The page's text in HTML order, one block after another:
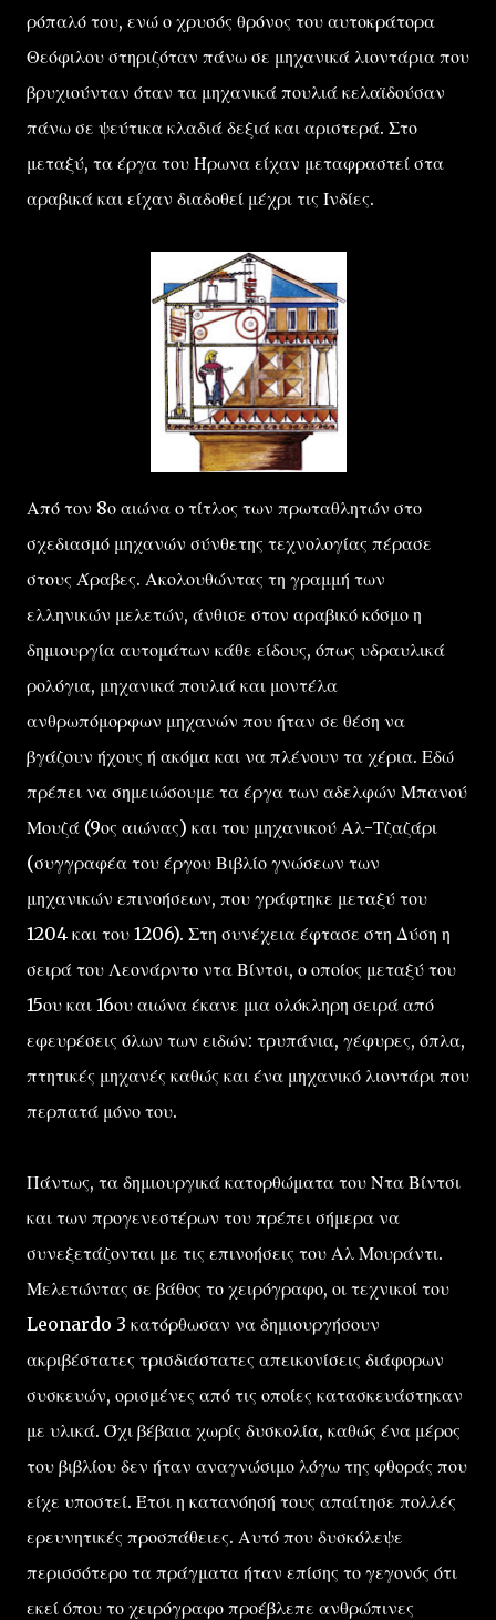
ρόπαλό του, ενώ ο χρυσός θρόνος του αυτοκράτορα
Θεόφιλου στηριζόταν πάνω σε μηχανικά λιοντάρια που
βρυχιούνταν όταν τα μηχανικά πουλιά κελαϊδούσαν
πάνω σε ψεύτικα κλαδιά δεξιά και αριστερά. Στο
μεταξύ, τα έργα του Ήρωνα είχαν μεταφραστεί στα
αραβικά και είχαν διαδοθεί μέχρι τις Ινδίες.
Από τον 8ο αιώνα ο τίτλος των πρωταθλητών στο
σχεδιασμό μηχανών σύνθετης τεχνολογίας πέρασε
στους Άραβες. Ακολουθώντας τη γραμμή των
ελληνικών μελετών, άνθισε στον αραβικό κόσμο η
δημιουργία αυτομάτων κάθε είδους, όπως υδραυλικά
ρολόγια, μηχανικά πουλιά και μοντέλα
ανθρωπόμορφων μηχανών που ήταν σε θέση να
βγάζουν ήχους ή ακόμα και να πλένουν τα χέρια. Εδώ
πρέπει να σημειώσουμε τα έργα των αδελφών Μπανού
Μουζά (9ος αιώνας) και του μηχανικού Αλ-Τζαζάρι
(συγγραφέα του έργου Βιβλίο γνώσεων των
μηχανικών επινοήσεων, που γράφτηκε μεταξύ του
1204 και του 1206). Στη συνέχεια έφτασε στη Δύση η
σειρά του Λεονάρντο ντα Βίντσι, ο οποίος μεταξύ του
15ου και 16ου αιώνα έκανε μια ολόκληρη σειρά από
εφευρέσεις όλων των ειδών: τρυπάνια, γέφυρες, όπλα,
πτητικές μηχανές καθώς και ένα μηχανικό λιοντάρι που
περπατά μόνο του.
Πάντως, τα δημιουργικά κατορθώματα του Ντα Βίντσι
και των προγενεστέρων του πρέπει σήμερα να
συνεξετάζονται με τις επινοήσεις του Αλ Μουράντι.
Μελετώντας σε βάθος το χειρόγραφο, οι τεχνικοί του
Leonardo 3 κατόρθωσαν να δημιουργήσουν
ακριβέστατες τρισδιάστατες απεικονίσεις διάφορων
συσκευών, ορισμένες από τις οποίες κατασκευάστηκαν
με υλικά. Όχι βέβαια χωρίς δυσκολία, καθώς ένα μέρος
του βιβλίου δεν ήταν αναγνώσιμο λόγω της φθοράς που
είχε υποστεί. Έτσι η κατανόησή τους απαίτησε πολλές
ερευνητικές προσπάθειες. Αυτό που δυσκόλεψε
περισσότερο τα πράγματα ήταν επίσης το γεγονός ότι
εκεί όπου το χειρόγραφο προέβλεπε ανθρώπινες